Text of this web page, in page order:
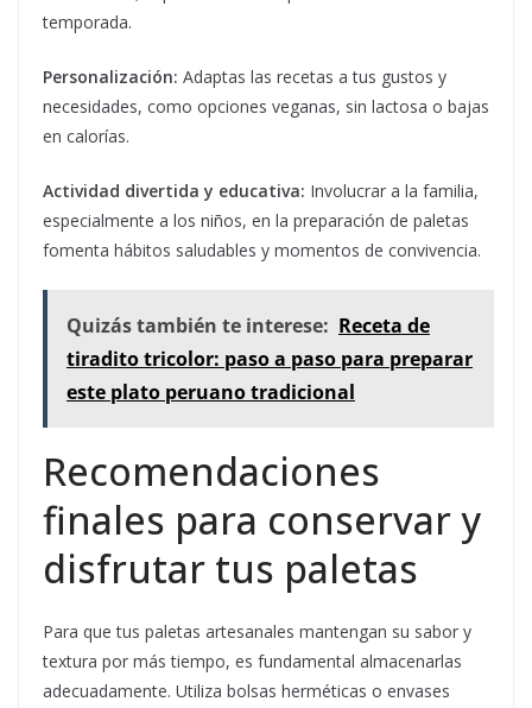
temporada.
Personalización: Adaptas las recetas a tus gustos y
necesidades, como opciones veganas, sin lactosa o bajas
en calorías.
Actividad divertida y educativa: Involucrar a la familia,
especialmente a los niños, en la preparación de paletas
fomenta hábitos saludables y momentos de convivencia.
Quizás también te interese: Receta de
tiradito tricolor: paso a paso para preparar
este plato peruano tradicional
Recomendaciones
finales para conservar y
disfrutar tus paletas
Para que tus paletas artesanales mantengan su sabor y
textura por más tiempo, es fundamental almacenarlas
adecuadamente. Utiliza bolsas herméticas o envases